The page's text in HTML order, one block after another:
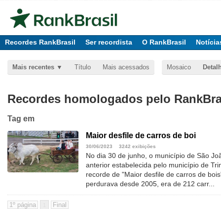
Recordes RankBrasil Ser recordista O RankBrasil
Mais recentes Título Mais acessados Mosaico
Recordes homologados pelo
Tag em
Maior desfile de carros de boi
30/06/2023 3242 exibições
No dia 30 de junho, o município de São
anterior estabelecida pelo município de
recorde de "Maior desfile de carros de
perdurava desde 2005, era de 212 carr...